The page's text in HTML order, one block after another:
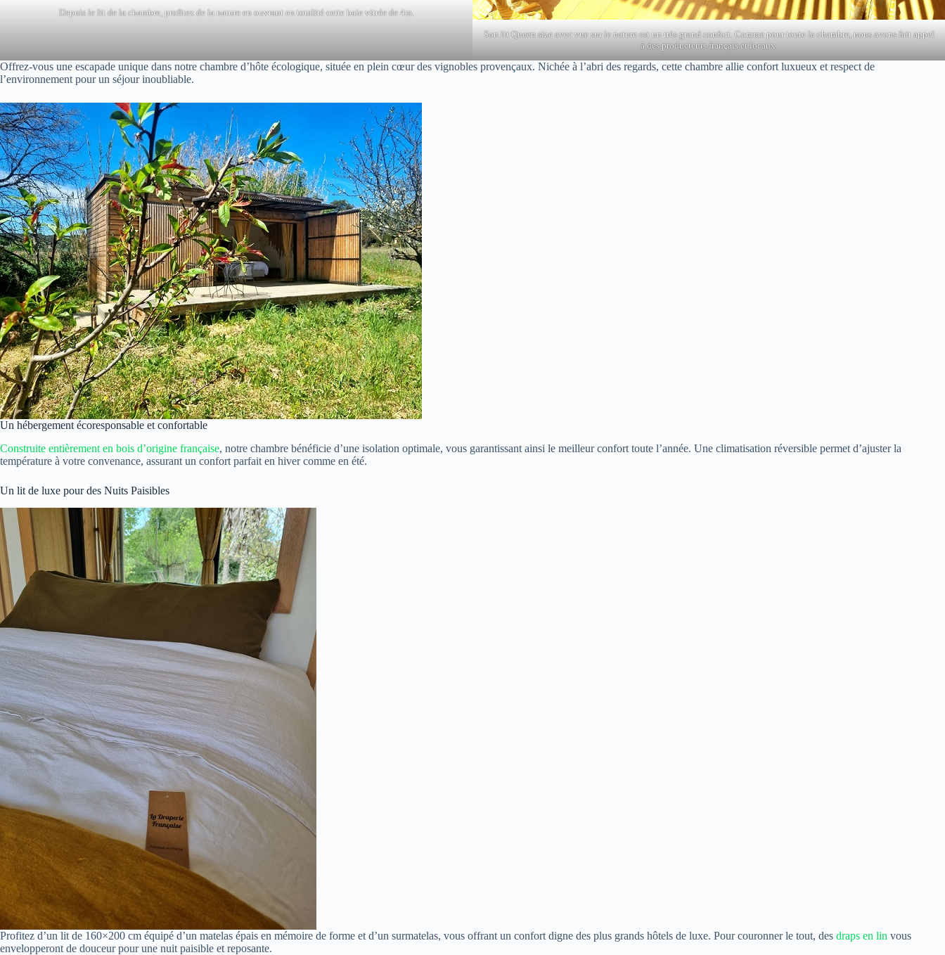
Depuis le lit de la chambre, profitez de la nature en ouvrant en totalité cette baie vitrée de 4m.
Son lit Queen size avec vue sur le nature est un très grand confort. Comme pour toute la chambre, nous avons fait appel
à des producteurs français et locaux.
Offrez-vous une escapade unique dans notre chambre d’hôte écologique, située en plein cœur des vignobles provençaux. Nichée à l’abri des regards, cette chambre allie confort luxueux et respect de
l’environnement pour un séjour inoubliable.
Un hébergement écoresponsable et confortable
Construite entièrement en bois d’origine française, notre chambre bénéficie d’une isolation optimale, vous garantissant ainsi le meilleur confort toute l’année. Une climatisation réversible permet d’ajuster la
température à votre convenance, assurant un confort parfait en hiver comme en été.
Un lit de luxe pour des Nuits Paisibles
Profitez d’un lit de 160×200 cm équipé d’un matelas épais en mémoire de forme et d’un surmatelas, vous offrant un confort digne des plus grands hôtels de luxe. Pour couronner le tout, des draps en lin vous
envelopperont de douceur pour une nuit paisible et reposante.